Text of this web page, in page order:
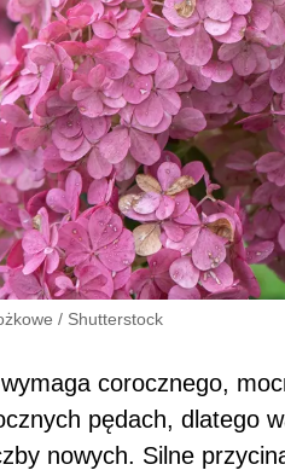
/ Shutterstock
corocznego,
pędach, dlatego
nowych. Silne